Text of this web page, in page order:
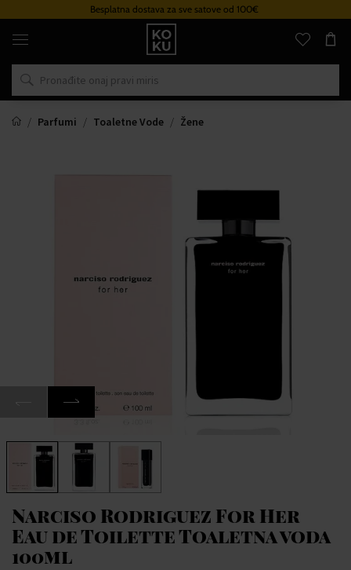
Besplatna dostava za sve satove od 100€
Originalni
parfemi
satovi
na
mjestu
Parfumi
Toaletne Vode Žene
Narciso Rodriguez For Her
Eau de Toilette Toaletna voda
100ml